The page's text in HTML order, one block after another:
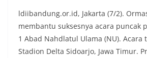
ldiibandung.or.id, Jakarta (7/2).
membantu suksesnya acara puncak
1 Abad Nahdlatul Ulama (NU).
Stadion Delta Sidoarjo, Jawa Timur.